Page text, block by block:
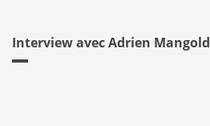
Interview avec Adrien Mangold